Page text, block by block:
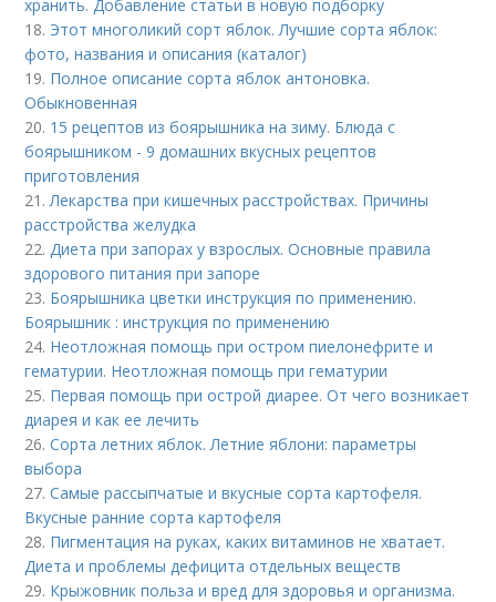
хранить. Добавление статьи в новую подборку
18. Этот многоликий сорт яблок. Лучшие сорта яблок:
фото, названия и описания (каталог)
19. Полное описание сорта яблок антоновка.
Обыкновенная
20. 15 рецептов из боярышника на зиму. Блюда с
боярышником - 9 домашних вкусных рецептов
приготовления
21. Лекарства при кишечных расстройствах. Причины
расстройства желудка
22. Диета при запорах у взрослых. Основные правила
здорового питания при запоре
23. Боярышника цветки инструкция по применению.
Боярышник : инструкция по применению
24. Неотложная помощь при остром пиелонефрите и
гематурии. Неотложная помощь при гематурии
25. Первая помощь при острой диарее. От чего возникает
диарея и как ее лечить
26.Сорта летних яблок. Летние яблони: параметры
выбора
27.Самые рассыпчатые и вкусные сорта картофеля.
Вкусные ранние сорта картофеля
28. Пигментация на руках, каких витаминов не хватает.
Диета и проблемы дефицита отдельных веществ
29. Крыжовник польза и вред для здоровья и организма.